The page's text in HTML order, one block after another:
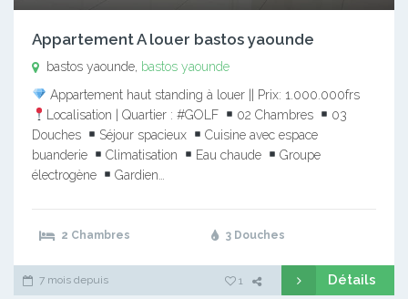
Appartement A louer bastos yaounde
bastos yaounde, bastos yaounde
Appartement haut standing à louer || Prix: 1.000.000frs
Localisation | Quartier : #GOLF
02 Chambres
03
Douches
Séjour spacieux
Cuisine avec espace
buanderie
Climatisation Eau chaude
Groupe
électrogène
Gardien…
2 Chambres 3 Douches
7 mois depuis 1 Détails